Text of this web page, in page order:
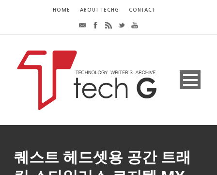
HOME ABOUT TECHG CONTACT
퀘스트 헤드셋용 공간 트래